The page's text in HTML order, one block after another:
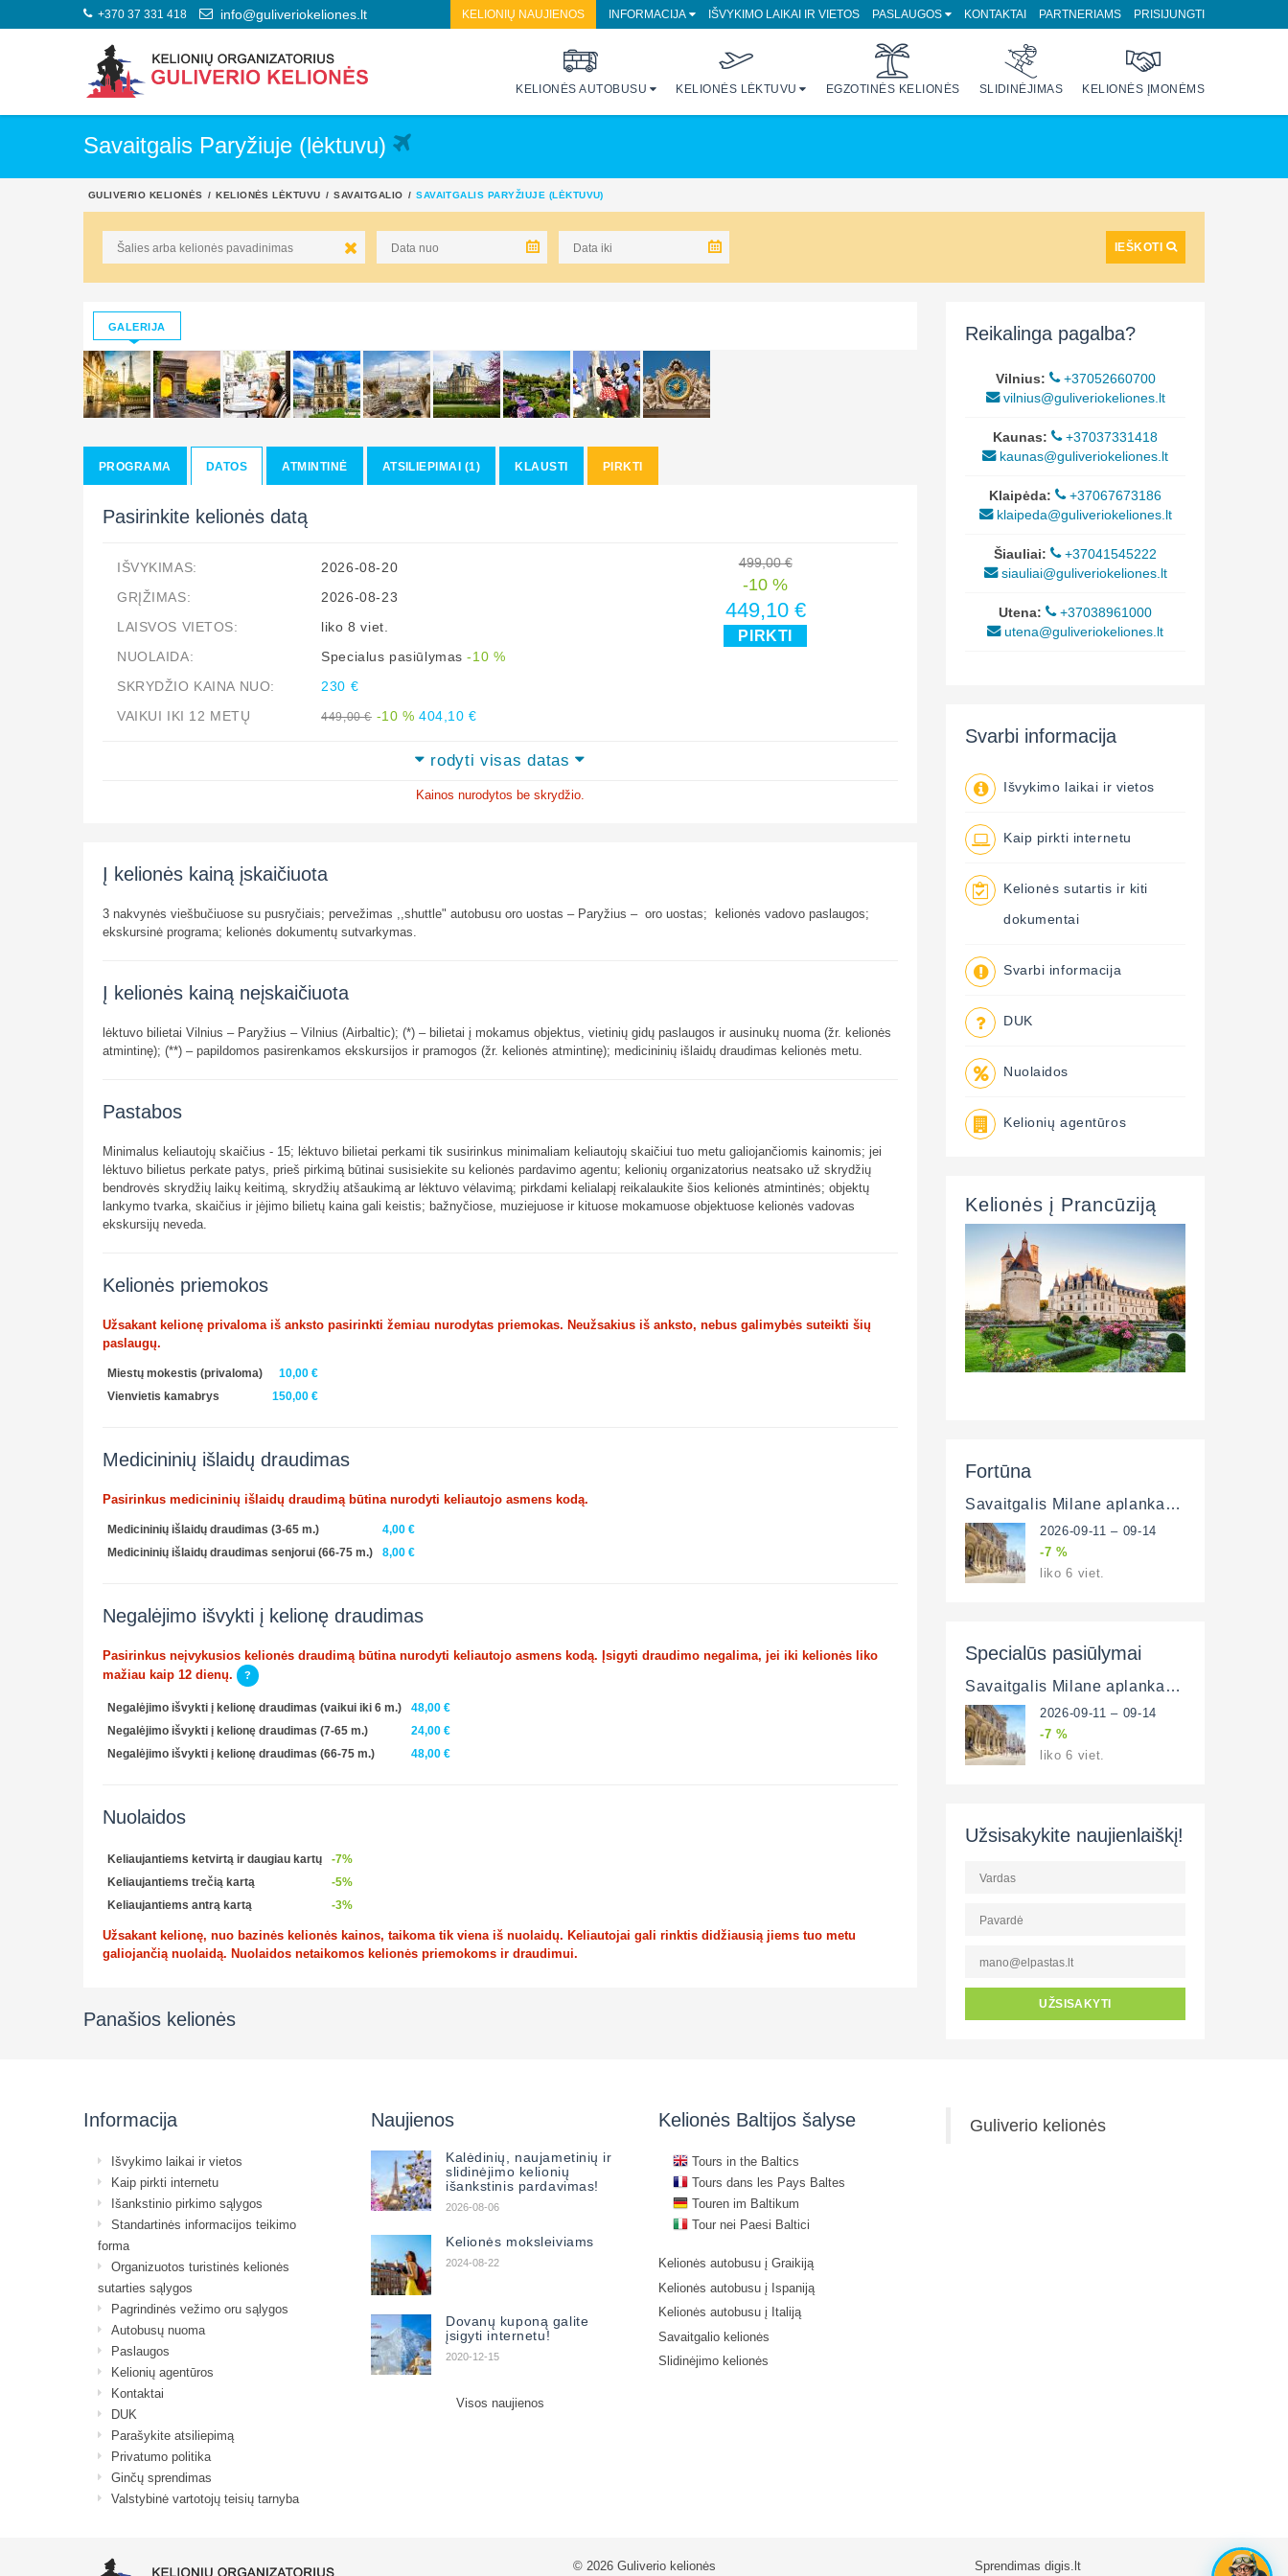
+370 37 331 418 info@guliveriokeliones.lt KELIONIŲ NAUJIENOS INFORMACIJA IŠVYKIMO LAIKAI IR VIETOS PASLAUGOS KONTAKTAI PARTNERIAMS PRISIJUNGTI
KELIONĖS AUTOBUSU KELIONĖS LĖKTUVU EGZOTINĖS KELIONĖS SLIDINĖJIMAS KELIONĖS ĮMONĖMS
Savaitgalis Paryžiuje (lėktuvu)
GULIVERIO KELIONĖS KELIONĖS LĖKTUVU SAVAITGALIO SAVAITGALIS PARYŽIUJE (LĖKTUVU)
IEŠKOTI
GALERIJA
PROGRAMA DATOS ATMINTINĖ ATSILIEPIMAI (1) KLAUSTI PIRKTI
Pasirinkite kelionės datą
IŠVYKIMAS:
2026-08-20
GRĮŽIMAS:
2026-08-23
LAISVOS VIETOS:
liko 8 viet.
NUOLAIDA:
Specialus pasiūlymas-10 %
SKRYDŽIO KAINA NUO:
230 €
VAIKUI IKI 12 METŲ
449,00 € -10 % 404,10 €
499,00 €
-10 %
449,10 €
PIRKTI
rodyti visas datas
Kainos nurodytos be skrydžio.
Į kelionės kainą įskaičiuota
3 nakvynės viešbučiuose su pusryčiais; pervežimas ,,shuttle" autobusu oro uostas – Paryžius – oro uostas; kelionės vadovo paslaugos;
ekskursinė programa; kelionės dokumentų sutvarkymas.
Į kelionės kainą neįskaičiuota
lėktuvo bilietai Vilnius – Paryžius – Vilnius (Airbaltic); (*) – bilietai į mokamus objektus, vietinių gidų paslaugos ir ausinukų nuoma (žr. kelionės
atmintinę); (**) – papildomos pasirenkamos ekskursijos ir pramogos (žr. kelionės atmintinę); medicininių išlaidų draudimas kelionės metu.
Pastabos
Minimalus keliautojų skaičius - 15; lėktuvo bilietai perkami tik susirinkus minimaliam keliautojų skaičiui tuo metu galiojančiomis kainomis; jei
lėktuvo bilietus perkate patys, prieš pirkimą būtinai susisiekite su kelionės pardavimo agentu; kelionių organizatorius neatsako už skrydžių
bendrovės skrydžių laikų keitimą, skrydžių atšaukimą ar lėktuvo vėlavimą; pirkdami kelialapį reikalaukite šios kelionės atmintinės; objektų
lankymo tvarka, skaičius ir įėjimo bilietų kaina gali keistis; bažnyčiose, muziejuose ir kituose mokamuose objektuose kelionės vadovas
ekskursijų neveda.
Kelionės priemokos
Užsakant kelionę privaloma iš anksto pasirinkti žemiau nurodytas priemokas. Neužsakius iš anksto, nebus galimybės suteikti šių
paslaugų.
Miestų mokestis (privaloma)
10,00 €
Vienvietis kamabrys
150,00 €
Medicininių išlaidų draudimas
Pasirinkus medicininių išlaidų draudimą būtina nurodyti keliautojo asmens kodą.
Medicininių išlaidų draudimas (3-65 m.)
4,00 €
Medicininių išlaidų draudimas senjorui (66-75 m.)
8,00 €
Negalėjimo išvykti į kelionę draudimas
Pasirinkus neįvykusios kelionės draudimą būtina nurodyti keliautojo asmens kodą. Įsigyti draudimo negalima, jei iki kelionės liko
mažiau kaip 12 dienų.
?
Negalėjimo išvykti į kelionę draudimas (vaikui iki 6 m.)
48,00 €
Negalėjimo išvykti į kelionę draudimas (7-65 m.)
24,00 €
Negalėjimo išvykti į kelionę draudimas (66-75 m.)
48,00 €
Nuolaidos
Keliaujantiems ketvirtą ir daugiau kartų
-7%
Keliaujantiems trečią kartą
-5%
Keliaujantiems antrą kartą
-3%
Užsakant kelionę, nuo bazinės kelionės kainos, taikoma tik viena iš nuolaidų. Keliautojai gali rinktis didžiausią jiems tuo metu
galiojančią nuolaidą. Nuolaidos netaikomos kelionės priemokoms ir draudimui.
Panašios kelionės
Reikalinga pagalba?
Vilnius:
+37052660700
vilnius@guliveriokeliones.lt
Kaunas:
+37037331418
kaunas@guliveriokeliones.lt
Klaipėda:
+37067673186
klaipeda@guliveriokeliones.lt
Šiauliai:
+37041545222
siauliai@guliveriokeliones.lt
Utena:
+37038961000
utena@guliveriokeliones.lt
Svarbi informacija
Išvykimo laikai ir vietos
Kaip pirkti internetu
Kelionės sutartis ir kiti
dokumentai
Svarbi informacija
DUK
Nuolaidos
Kelionių agentūros
Kelionės į Prancūziją
Fortūna
Savaitgalis Milane aplankant Komo ežerą ir Veroną (lėktuvu)
2026-09-11 – 09-14
-7 %
liko 6 viet.
Specialūs pasiūlymai
Savaitgalis Milane aplankant Komo ežerą ir Veroną (lėktuvu)
2026-09-11 – 09-14
-7 %
liko 6 viet.
Užsisakykite naujienlaiškį!
UŽSISAKYTI
Informacija
Išvykimo laikai ir vietos
Kaip pirkti internetu
Išankstinio pirkimo sąlygos
Standartinės informacijos teikimo
forma
Organizuotos turistinės kelionės
sutarties sąlygos
Pagrindinės vežimo oru sąlygos
Autobusų nuoma
Paslaugos
Kelionių agentūros
Kontaktai
DUK
Parašykite atsiliepimą
Privatumo politika
Ginčų sprendimas
Valstybinė vartotojų teisių tarnyba
Naujienos
Kalėdinių, naujametinių ir
slidinėjimo kelionių
išankstinis pardavimas!
2026-08-06
Kelionės moksleiviams
2024-08-22
Dovanų kuponą galite
įsigyti internetu!
2020-12-15
Visos naujienos
Kelionės Baltijos šalyse
Tours in the Baltics
Tours dans les Pays Baltes
Touren im Baltikum
Tour nei Paesi Baltici
Guliverio kelionės
Kelionės autobusu į Graikiją
Kelionės autobusu į Ispaniją
Kelionės autobusu į Italiją
Savaitgalio kelionės
Slidinėjimo kelionės
© 2026 Guliverio kelionės Sprendimas digis.lt